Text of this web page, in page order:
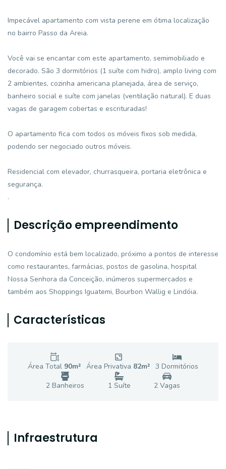
Impecável apartamento com vista perene em ótima localização
no bairro Passo da Areia.
Você vai se encantar com este apartamento, semimobiliado e
decorado. São 3 dormitórios (1 suíte com hidro), amplo living com
2 ambientes, cozinha americana planejada, área de serviço,
banheiro social e suíte com janelas (ventilação natural). E duas
vagas de garagem cobertas e escrituradas!
O apartamento fica com todos os móveis fixos sob medida,
podendo ser negociado outros móveis.
Residencial com elevador, churrasqueira, portaria eletrônica e
segurança.
.
Descrição empreendimento
O condomínio está bem localizado, próximo a pontos de interesse
como restaurantes, farmácias, postos de gasolina, hospital
Nossa Senhora da Conceição, inúmeros supermercados e
também aos Shoppings Iguatemi, Bourbon Wallig e Lindóia.
Características
Área Total 90m² Área Privativa 82m² 3 Dormitórios
2 Banheiros 1 Suíte 2Vagas
Infraestrutura